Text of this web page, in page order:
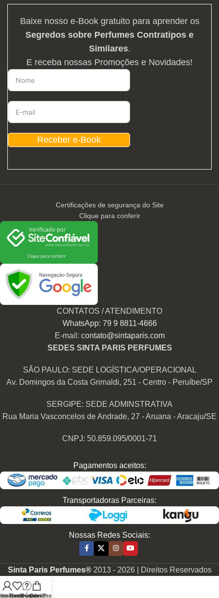
Baixe nosso e-Book gratuito para aprender os
Segredos sobre Perfumes Contratipos e
Similares.
E receba nossas Promoções e Novidades!
Receber e-Book
Certificações de segurança do Site
Clique para conferir
CONTATOS / ATENDIMENTO
WhatsApp: 79 9 8811-4666
E-mail: contato@sintaparis.com
SEDES SINTA PARIS PERFUMES
SÃO PAULO: SEDE LOGÍSTICA/OPERACIONAL
Av. Domingos da Costa Grimaldi, 251 - Centro - Peruíbe/SP
SERGIPE: SEDE ADMINSTRATIVA
Rua Maria Vasconcelos de Andrade, 27 - Aruana - Aracaju/SE
CNPJ: 50.859.095/0001-71
Pagamentos aceitos:
Transportadoras Parceiras:
Nossas Redes Sociais:
Sinta Paris Perfumes® 2013 - 2026 | Direitos Reservados
conta
de desejos
Tem Dúvidas?
Carrinho